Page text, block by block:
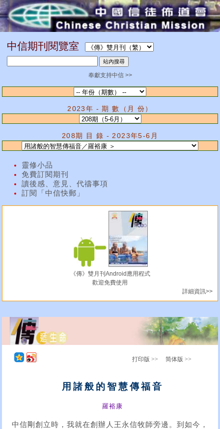
中信期刊閱覽室
奉獻支持中信 >>
2023年 - 期 數（月 份）
208期 目 錄 - 2023年5-6月
靈修小品
免費訂閱期刊
讀後感、意見、代禱事項
訂閱「中信快郵」
《傳》雙月刊Android應用程式
歡迎免費使用
詳細資訊>>
打印版 >> 简体版 >>
用諸般的智慧傳福音
羅裕康
中信剛創立時，我就在創辦人王永信牧師旁邊。到如今，